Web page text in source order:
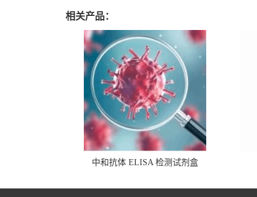
相关产品：
中和抗体 ELISA 检测试剂盒